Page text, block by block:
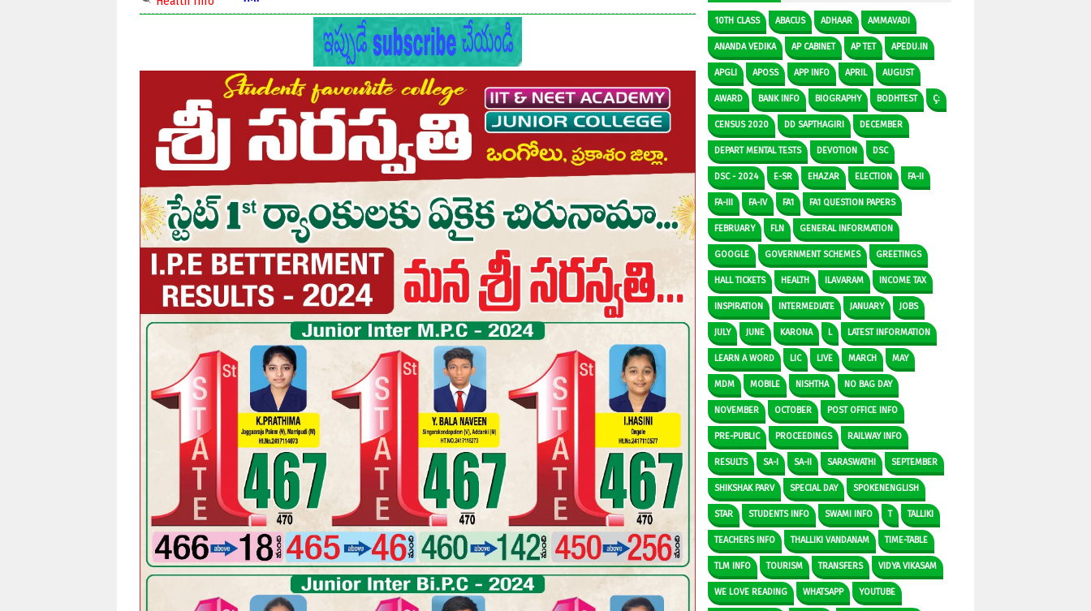
10TH CLASS ABACUS ADHAAR AMMAVADI
ANANDA VEDIKA AP CABINET AP TET APEDU.IN
APGLI APOSS APP INFO APRIL AUGUST
AWARD BANK INFO BIOGRAPHY BODHTEST Ç:
CENSUS 2020 DD SAPTHAGIRI DECEMBER
DEPART MENTAL TESTS DEVOTION DSC
DSC - 2024 E-SR EHAZAR ELECTION FA-II
FA-III FA-IV FA1 FA1 QUESTION PAPERS
FEBRUARY FLN GENERAL INFORMATION
GOOGLE GOVERNMENT SCHEMES GREETINGS
HALL TICKETS HEALTH ILAVARAM INCOME TAX
INSPIRATION INTERMEDIATE JANUARY JOBS
JULY JUNE KARONA L LATEST INFORMATION
LEARN A WORD LIC LIVE MARCH MAY
MDM MOBILE NISHTHA NO BAG DAY
NOVEMBER OCTOBER POST OFFICE INFO
PRE-PUBLIC PROCEEDINGS RAILWAY INFO
RESULTS SA-I SA-II SARASWATHI SEPTEMBER
SHIKSHAK PARV SPECIAL DAY SPOKENENGLISH
STAR STUDENTS INFO SWAMI INFO T TALLIKI
TEACHERS INFO THALLIKI VANDANAM TIME-TABLE
TLM INFO TOURISM TRANSFERS VIDYA VIKASAM
WE LOVE READING WHATSAPP YOUTUBE